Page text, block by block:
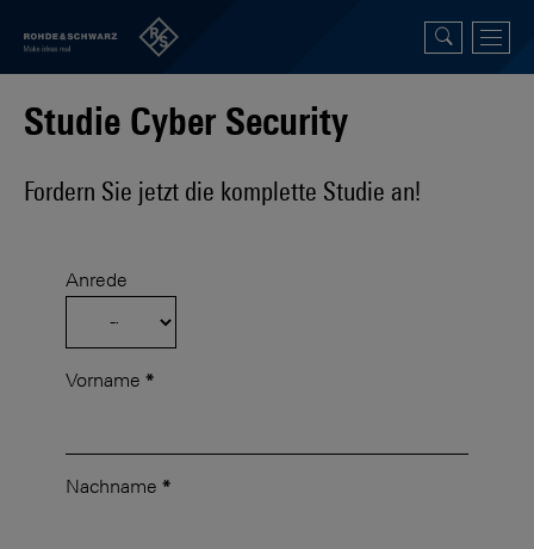
Studie Cyber Security
Fordern Sie jetzt die komplette Studie an!
Anrede
Vorname *
Nachname *